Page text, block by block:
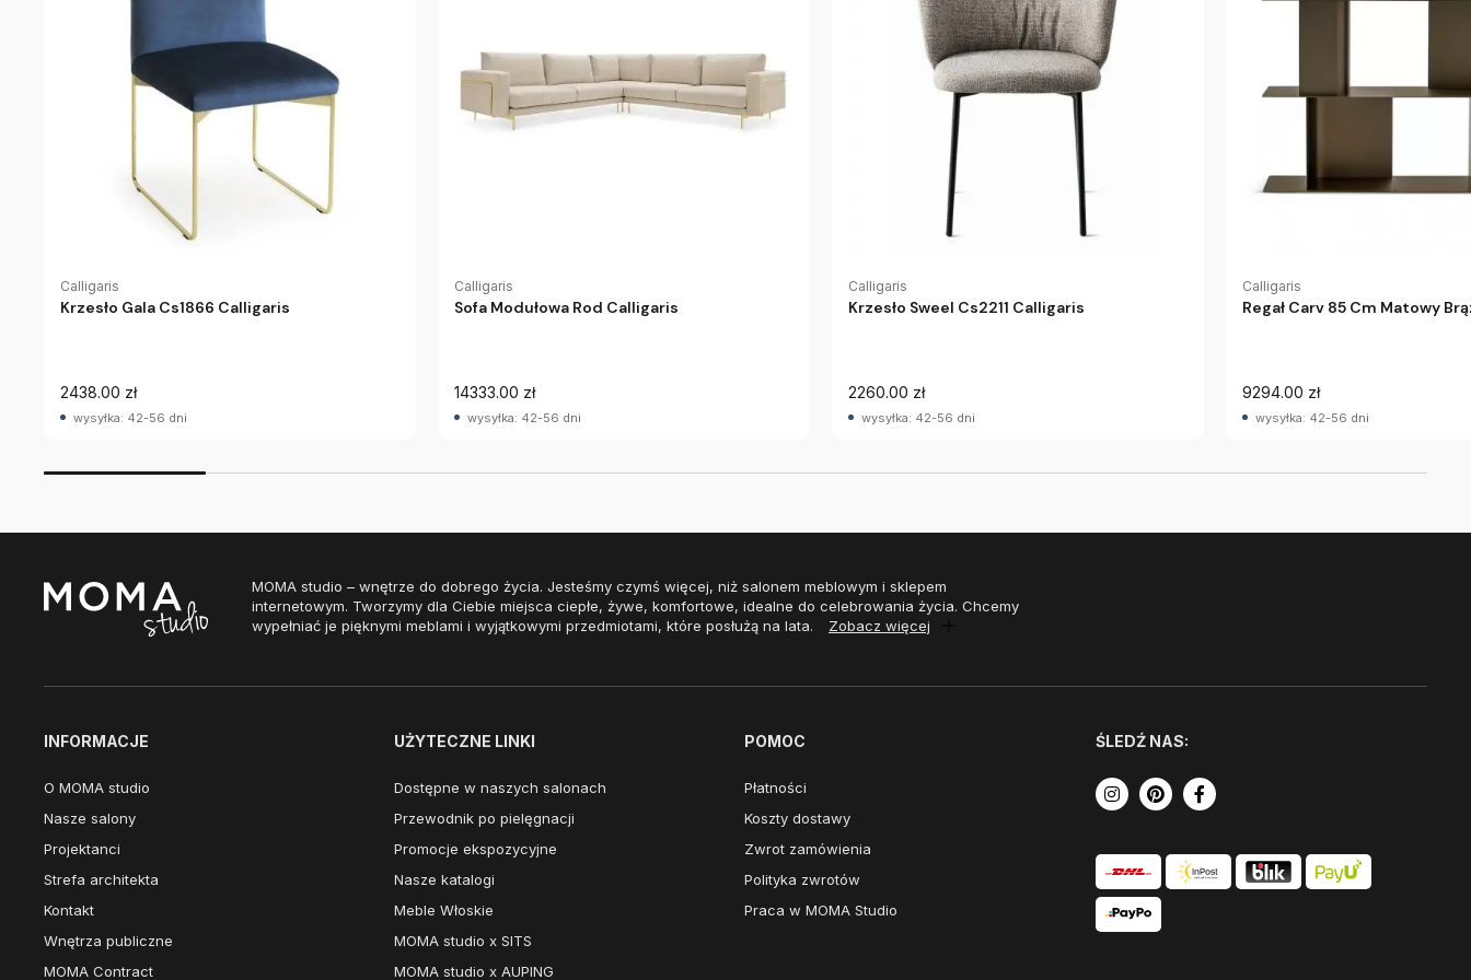
Calligaris
Krzesło Gala Cs1866 Calligaris
2438.00 zł
wysyłka: 42-56 dni
Calligaris
Sofa Modułowa Rod Calligaris
14333.00 zł
wysyłka: 42-56 dni
Calligaris
Krzesło Sweel Cs2211 Calligaris
2260.00 zł
wysyłka: 42-56 dni
Calligaris
Regał Carv 85 Cm Matowy
9294.00 zł
wysyłka: 42-56 dni
MOMA studio – wnętrze do dobrego życia. Jesteśmy czymś więcej, niż salonem meblowym i sklepem
internetowym. Tworzymy dla Ciebie miejsca ciepłe, żywe, komfortowe, idealne do celebrowania życia. Chcemy
wypełniać je pięknymi meblami i wyjątkowymi przedmiotami, które posłużą na lata.
Zobacz więcej
INFORMACJE
O MOMA studio
Nasze salony
Projektanci
Strefa architekta
Kontakt
Wnętrza publiczne
MOMA Contract
UŻYTECZNE LINKI
Dostępne w naszych salonach
Przewodnik po pielęgnacji
Promocje ekspozycyjne
Nasze katalogi
Meble Włoskie
MOMA studio x SITS
MOMA studio x AUPING
POMOC
Płatności
Koszty dostawy
Zwrot zamówienia
Polityka zwrotów
Praca w MOMA Studio
ŚLEDŹ NAS: